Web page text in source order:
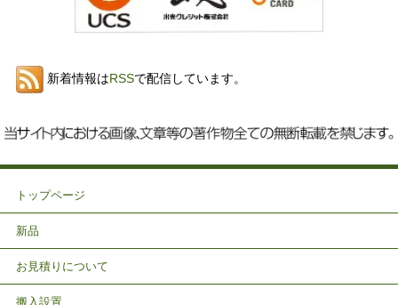
新着情報はRSSで配信しています。
トップページ
新品
お見積りについて
搬入設置